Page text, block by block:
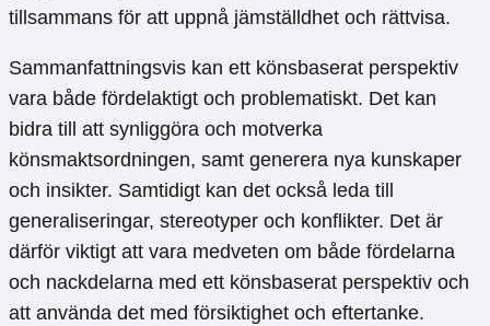
tillsammans för att uppnå jämställdhet och rättvisa.
Sammanfattningsvis kan ett könsbaserat perspektiv
vara både fördelaktigt och problematiskt. Det kan
bidra till att synliggöra och motverka
könsmaktsordningen, samt generera nya kunskaper
och insikter. Samtidigt kan det också leda till
generaliseringar, stereotyper och konflikter. Det är
därför viktigt att vara medveten om både fördelarna
och nackdelarna med ett könsbaserat perspektiv och
att använda det med försiktighet och eftertanke.